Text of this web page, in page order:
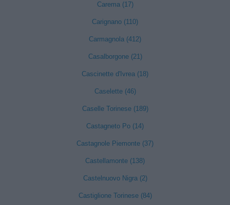
Carema (17)
Carignano (110)
Carmagnola (412)
Casalborgone (21)
Cascinette d'Ivrea (18)
Caselette (46)
Caselle Torinese (189)
Castagneto Po (14)
Castagnole Piemonte (37)
Castellamonte (138)
Castelnuovo Nigra (2)
Castiglione Torinese (84)